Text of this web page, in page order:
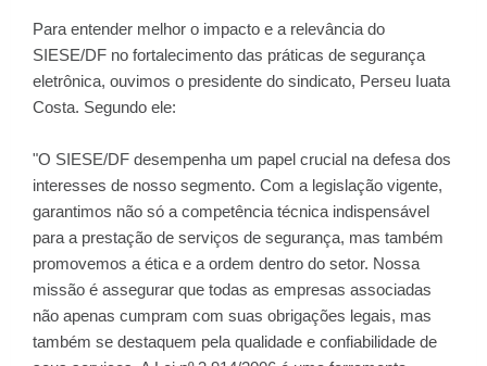
Para entender melhor o impacto e a relevância do
SIESE/DF no fortalecimento das práticas de segurança
eletrônica, ouvimos o presidente do sindicato, Perseu Iuata
Costa. Segundo ele:
"O SIESE/DF desempenha um papel crucial na defesa dos
interesses de nosso segmento. Com a legislação vigente,
garantimos não só a competência técnica indispensável
para a prestação de serviços de segurança, mas também
promovemos a ética e a ordem dentro do setor. Nossa
missão é assegurar que todas as empresas associadas
não apenas cumpram com suas obrigações legais, mas
também se destaquem pela qualidade e confiabilidade de